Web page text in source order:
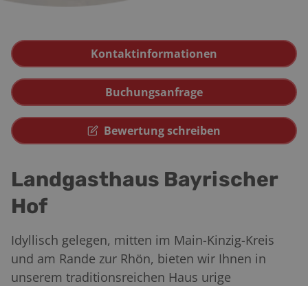
Kontaktinformationen
Buchungsanfrage
Bewertung schreiben
Landgasthaus Bayrischer
Hof
Idyllisch gelegen, mitten im Main-Kinzig-Kreis
und am Rande zur Rhön, bieten wir Ihnen in
unserem traditionsreichen Haus urige